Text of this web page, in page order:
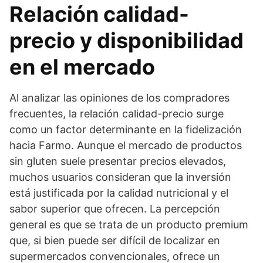
Relación calidad-
precio y disponibilidad
en el mercado
Al analizar las opiniones de los compradores
frecuentes, la relación calidad-precio surge
como un factor determinante en la fidelización
hacia Farmo. Aunque el mercado de productos
sin gluten suele presentar precios elevados,
muchos usuarios consideran que la inversión
está justificada por la calidad nutricional y el
sabor superior que ofrecen. La percepción
general es que se trata de un producto premium
que, si bien puede ser difícil de localizar en
supermercados convencionales, ofrece un